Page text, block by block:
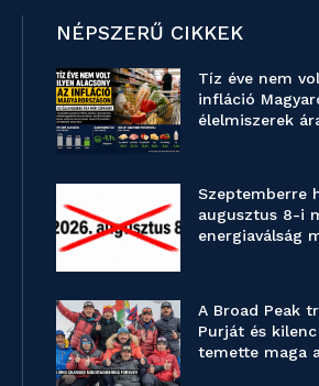
NÉPSZERŰ CIKKEK
Tíz éve nem
infláció
élelmiszerek
Szeptemberre
augusztus 8-i
energiaválság
A Broad Peak
Purját és
temette maga